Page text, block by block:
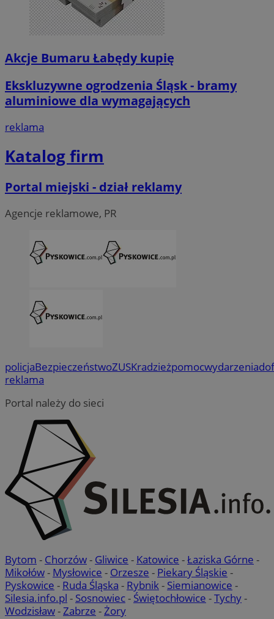
Akcje Bumaru Łabędy kupię
Ekskluzywne ogrodzenia Śląsk - bramy
aluminiowe dla wymagających
reklama
Katalog firm
Portal miejski - dział reklamy
Agencje reklamowe, PR
policjaBezpieczeństwoZUSKradzieżpomocwydarzenia
reklama
Portal należy do sieci
Bytom - Chorzów- Gliwice - Katowice -Łaziska Górne -
Mikołów- Mysłowice - Orzesze - Piekary Śląskie -
Pyskowice - Ruda Śląska - Rybnik- Siemianowice -
Silesia.info.pl - Sosnowiec- Świętochłowice -Tychy-
Wodzisław-Zabrze -Żory